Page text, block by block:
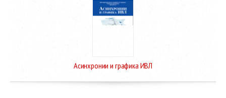
Асинхронии и графика ИВЛ